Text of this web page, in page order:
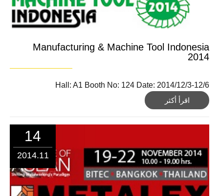
Manufacturing & Machine Tool Indonesia
2014
Hall: A1 Booth No: 124 Date: 2014/12/3-12/6
اقرأ أكثر
14
2014.11